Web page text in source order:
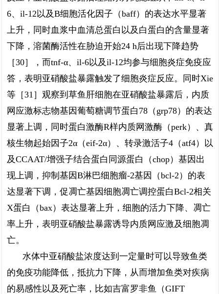
6、il-12以及B细胞活化因子（baff）的表达水平显著
上升，同时血浆中血清总蛋白以及白蛋白的含量显著
下降，溶菌酶活性在胁迫开始24 h后出现下降趋势
［30］，而tnf-α、il-6以及il-12均参与细胞炎症免疫应
答，表明亚硝酸盐暴露触发了细胞炎症反应。同时Xie
等［31］观察到草鱼肝细胞在亚硝酸盐暴露后，内质
网应激标志物基因葡萄糖调节蛋白78（grp78）的表达
显著上调，同时蛋白激酶R样内质网激酶（perk）、真
核生物起始因子2α（eif-2α）、转录激活子4（atf4）以
及CCAAT/增强子结合蛋白同源蛋白（chop）基因出
现上调，抑制基因B淋巴细胞瘤-2基因（bcl-2）的表
达显著下调，促凋亡基因细胞凋亡调控蛋白Bcl-2相关
X蛋白（bax）表达显著上升，细胞的活力下降、凋亡
率上升，表明亚硝酸盐暴露诱导内质网应激及细胞凋
亡。
水体中亚硝酸盐浓度达到一定量时可以导致鱼类
的免疫功能降低，抵抗力下降，从而增加鱼类对疾病
的易感性以及死亡率，比如吉富罗非鱼（GIFT